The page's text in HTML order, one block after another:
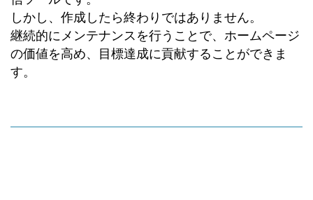
しかし、作成したら終わりではありません。
継続的にメンテナンスを行うことで、ホームページ
の価値を高め、目標達成に貢献することができま
す。